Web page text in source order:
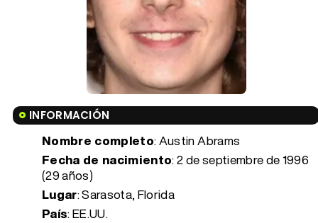
INFORMACIÓN
Nombre completo: Austin Abrams
Fecha de nacimiento:2 de septiembre de 1996
(29 años)
Lugar: Sarasota, Florida
País: EE.UU.